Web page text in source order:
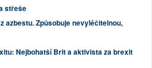
střeše
azbestu. Způsobuje nevyléčitelnou,
Nejbohatší Brit a aktivista za brexit